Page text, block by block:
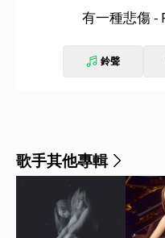
有一種悲傷 -
鈴聲
歌手其他專輯